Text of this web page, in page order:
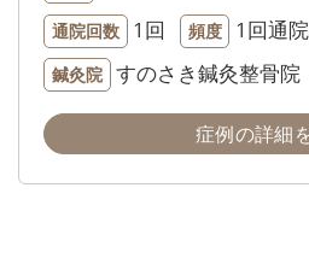
通院回数 1回 頻度 1回通院
鍼灸院 すのさき鍼灸整骨院
症例の詳細